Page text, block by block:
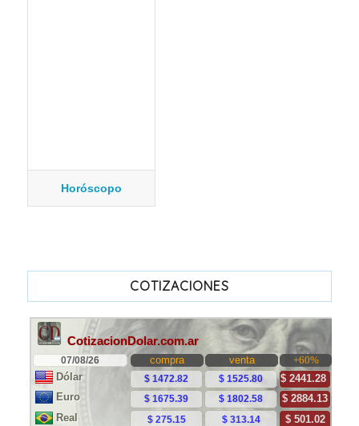
Horóscopo
COTIZACIONES